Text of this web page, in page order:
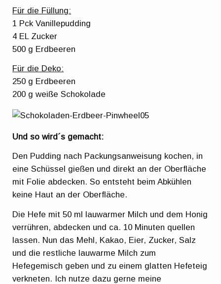
Für die Füllung:
1 Pck Vanillepudding
4 EL Zucker
500 g Erdbeeren
Für die Deko:
250 g Erdbeeren
200 g weiße Schokolade
Und so wird´s gemacht:
Den Pudding nach Packungsanweisung kochen, in
eine Schüssel gießen und direkt an der Oberfläche
mit Folie abdecken. So entsteht beim Abkühlen
keine Haut an der Oberfläche.
Die Hefe mit 50 ml lauwarmer Milch und dem Honig
verrühren, abdecken und ca. 10 Minuten quellen
lassen. Nun das Mehl, Kakao, Eier, Zucker, Salz
und die restliche lauwarme Milch zum
Hefegemisch geben und zu einem glatten Hefeteig
verkneten. Ich nutze dazu gerne meine